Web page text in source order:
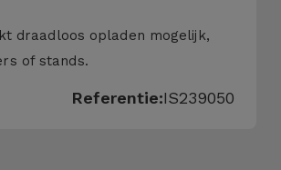
draadloos opladen mogelijk,
of stands.
Referentie:IS239050